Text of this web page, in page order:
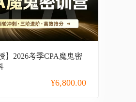
】2026考季CPA魔鬼密
¥6,800.00